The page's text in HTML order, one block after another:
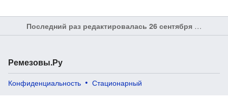
Последний раз редактировалась 26 сентября 2017 в 03:47
Ремезовы.Ру
Конфиденциальность Стационарный